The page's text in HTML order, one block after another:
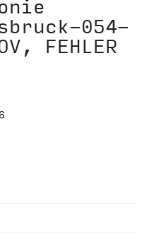
054-
FEHLER